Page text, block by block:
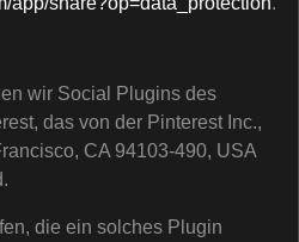
wir Social Plugins des
das von der Pinterest Inc.,
CA 94103-490, USA
die ein solches Plugin